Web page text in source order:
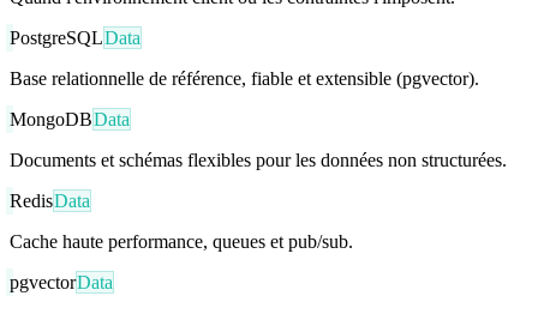
PostgreSQLData
Base relationnelle de référence, fiable et extensible (pgvector).
MongoDBData
Documents et schémas flexibles pour les données non structurées.
RedisData
Cache haute performance, queues et pub/sub.
pgvectorData